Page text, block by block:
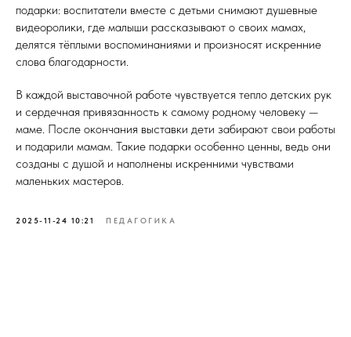
подарки: воспитатели вместе с детьми снимают душевные
видеоролики, где малыши рассказывают о своих мамах,
делятся тёплыми воспоминаниями и произносят искренние
слова благодарности.
В каждой выставочной работе чувствуется тепло детских рук
и сердечная привязанность к самому родному человеку —
маме. После окончания выставки дети забирают свои работы
и подарили мамам. Такие подарки особенно ценны, ведь они
созданы с душой и наполнены искренними чувствами
маленьких мастеров.
2025-11-24 10:21 ПЕДАГОГИКА